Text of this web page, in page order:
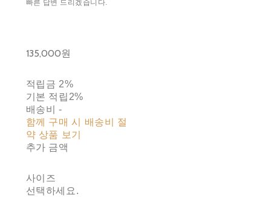
빠른 답변 드리겠습니다.
135,000원
적립금 2%
기본 적립 2%
배송비-
함께 구매 시 배송비 절
약 상품 보기
추가 금액
사이즈
선택하세요.